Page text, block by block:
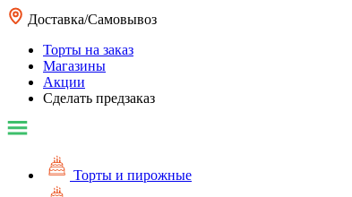
Доставка/Самовывоз
Торты на заказ
Магазины
Акции
Сделать предзаказ
Торты и пирожные